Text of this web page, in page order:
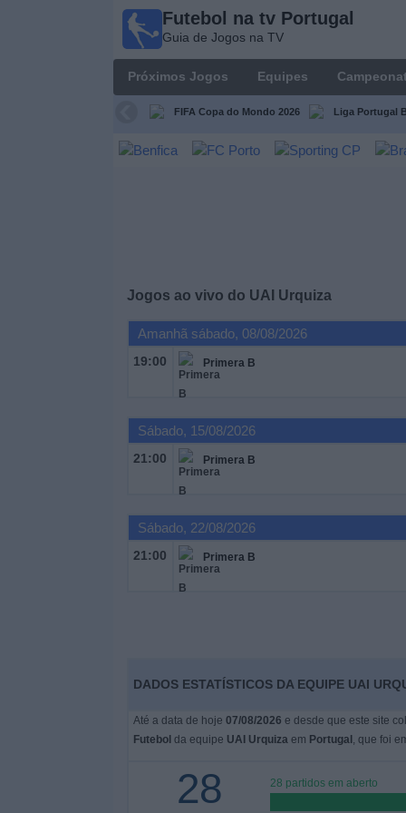
Futebol na tv Portugal
Guia de Jogos na TV
Próximos Jogos Equipes
FIFA Copa do Mondo 2026 Liga Portugal
Jogos ao vivo do UAI Urquiza
Amanhã sábado, 08/08/2026
19:00 Primera B
Sábado, 15/08/2026
21:00 Primera B
Sábado, 22/08/2026
21:00 Primera B
DADOS ESTATÍSTICOS DA EQUIPE UAI
Até a data de hoje 07/08/2026 e desde que este site
Futebol da equipe UAI Urquizaem Portugal , que foi
28 28 partidos em aberto
Portugal
Jogos na TV